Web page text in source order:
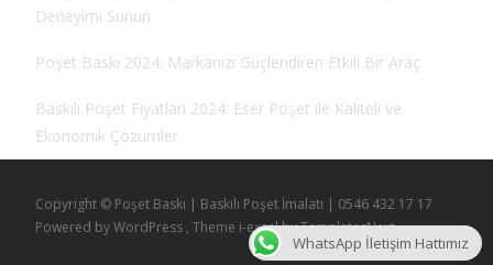
Deneyimi Sunun
Poşet Baskı 2024: Markanızı Güçlendiren Etkili Bir Araç
Baskılı Poşet Fiyatları 2024: Eser Poşet ile Kaliteli ve
Ekonomik Çözümler
Copyright © Poşet Baskı | Baskılı Poşet İmalatı | 0546 432 17 17
Powered by WordPress , Theme i-excelby TemplatesNext.
WhatsApp İletişim Hattımız